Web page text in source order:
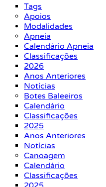
Tags
Apoios
Modalidades
Apneia
Calendário Apneia
Classificações
2026
Anos Anteriores
Notícias
Botes Baleeiros
Calendário
Classificações
2025
Anos Anteriores
Notícias
Canoagem
Calendário
Classificações